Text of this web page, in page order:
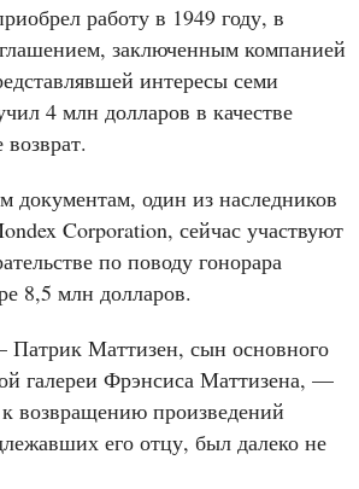
работу в 1949 году, в
заключенным компанией
интересы семи
4 млн долларов в качестве
документам, один из наследников
Corporation, сейчас участвуют
по поводу гонорара
8,5 млн долларов.
Патрик Маттизен, сын основного
галереи Фрэнсиса Маттизена, —
возвращению произведений
его отцу, был далеко не